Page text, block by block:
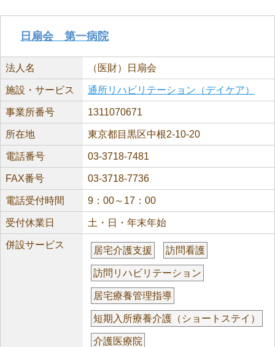
日扇会 第一病院
法人名 （医財）日扇会
施設・サービス 通所リハビリテーション（デイケア）
事業所番号 1311070671
所在地 東京都目黒区中根2-10-20
電話番号 03-3718-7481
FAX番号 03-3718-7736
電話受付時間 9：00～17：00
受付休業日 土・日・年末年始
併設サービス
居宅介護支援 訪問看護
訪問リハビリテーション
居宅療養管理指導
短期入所療養介護（ショートステイ）
介護医療院